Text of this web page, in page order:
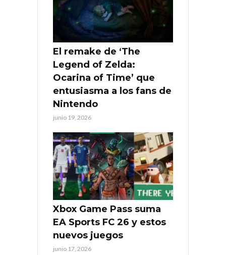
El remake de ‘The
Legend of Zelda:
Ocarina of Time’ que
entusiasma a los fans de
Nintendo
junio 19, 2026
Xbox Game Pass suma
EA Sports FC 26 y estos
nuevos juegos
junio 17, 2026